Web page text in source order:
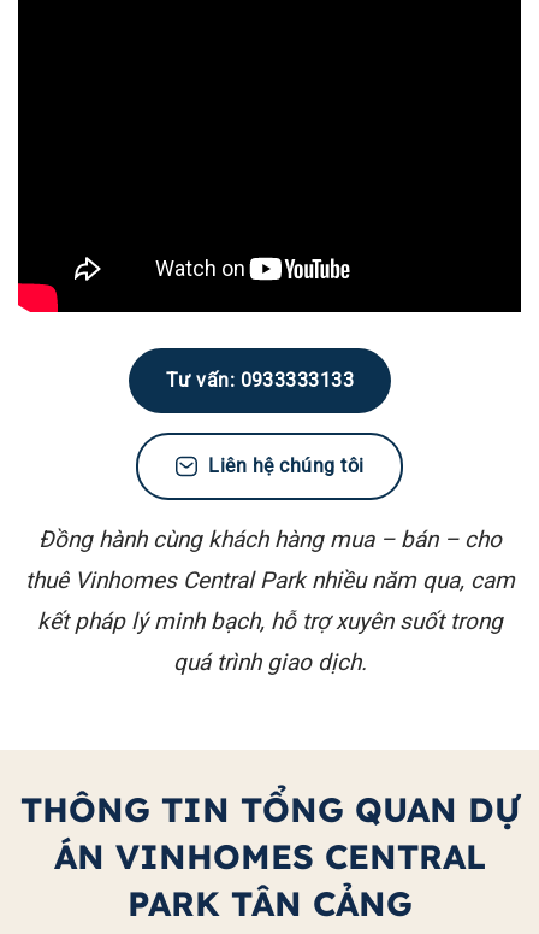
Tư vấn: 0933333133
Liên hệ chúng tôi
Đồng hành cùng khách hàng mua – bán – cho
thuê Vinhomes Central Park nhiều năm qua, cam
kết pháp lý minh bạch, hỗ trợ xuyên suốt trong
quá trình giao dịch.
THÔNG TIN TỔNG QUAN DỰ
ÁN VINHOMES CENTRAL
PARK TÂN CẢNG